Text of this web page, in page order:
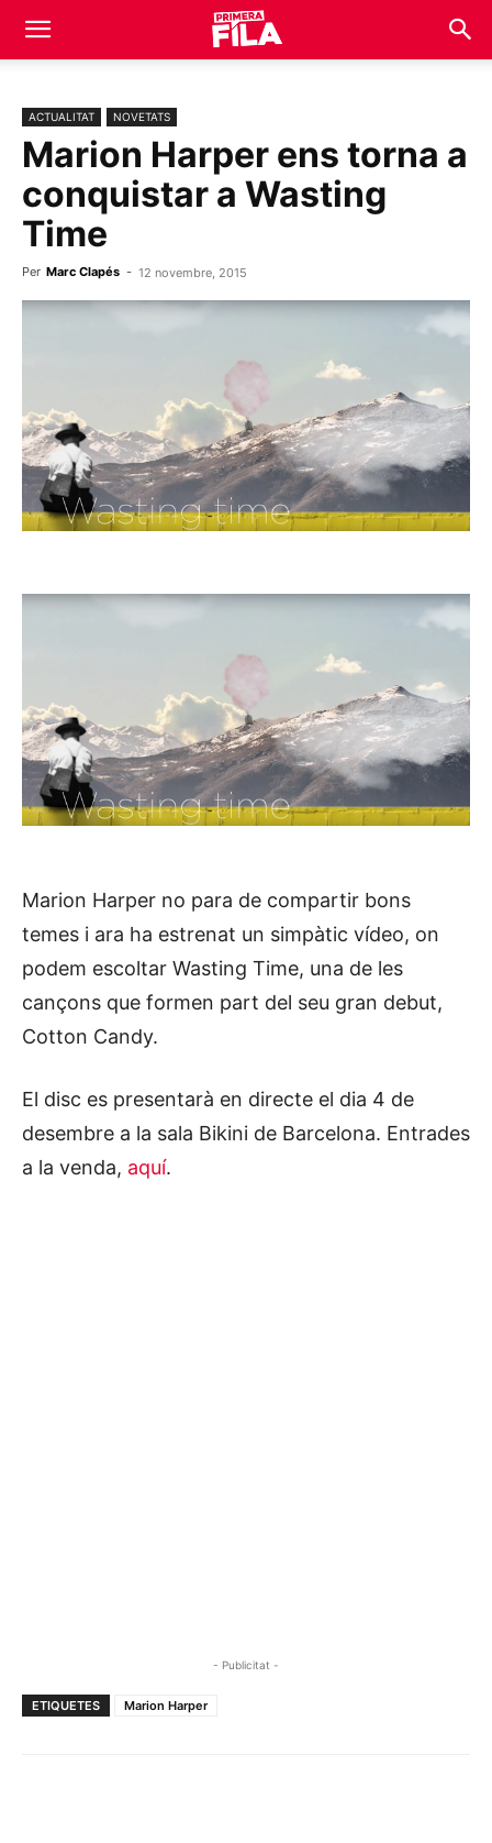
ACTUALITAT NOVETATS
Marion Harper ens torna a
conquistar a Wasting
Time
Per Marc Clapés - 12 novembre, 2015
Marion Harper no para de compartir bons
temes i ara ha estrenat un simpàtic vídeo, on
podem escoltar Wasting Time, una de les
cançons que formen part del seu gran debut,
Cotton Candy.
El disc es presentarà en directe el dia 4 de
desembre a la sala Bikini de Barcelona. Entrades
a la venda, aquí.
- Publicitat -
ETIQUETES Marion Harper